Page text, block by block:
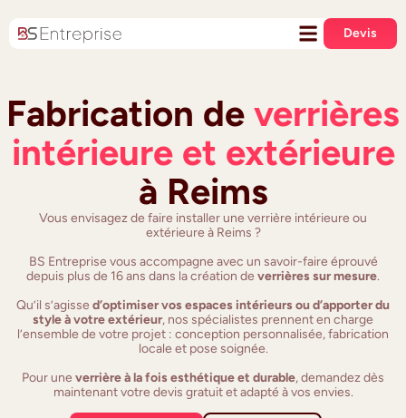
Devis
Fabrication de verrières
intérieure et extérieure
à Reims
Vous envisagez de faire installer une verrière intérieure ou
extérieure à Reims ?
BS Entreprise vous accompagne avec un savoir-faire éprouvé
depuis plus de 16 ans dans la création de verrières sur mesure.
Qu’il s’agisse d’optimiser vos espaces intérieurs ou d’apporter du
style à votre extérieur, nos spécialistes prennent en charge
l’ensemble de votre projet : conception personnalisée, fabrication
locale et pose soignée.
Pour une verrière à la fois esthétique et durable, demandez dès
maintenant votre devis gratuit et adapté à vos envies.